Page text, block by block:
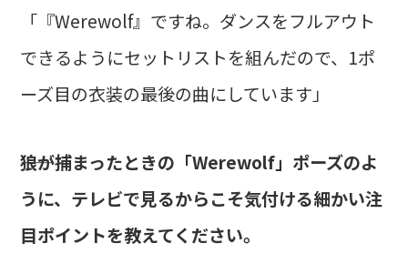
「『Werewolf』ですね。ダンスをフルアウト
できるようにセットリストを組んだので、1ポ
ーズ目の衣装の最後の曲にしています」
――狼が捕まったときの「Werewolf」ポーズのよ
うに、テレビで見るからこそ気付ける細かい注
目ポイントを教えてください。